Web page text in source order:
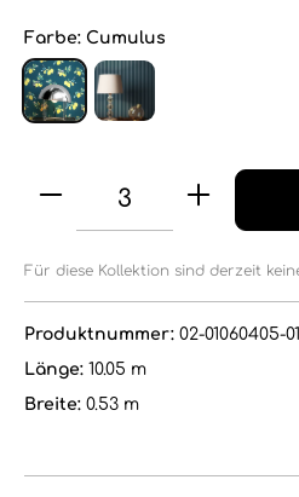
Farbe: Cumulus
Für diese Kollektion sind derzeit
Produktnummer: 02-01060405-01
Länge: 10.05 m
Breite: 0.53 m